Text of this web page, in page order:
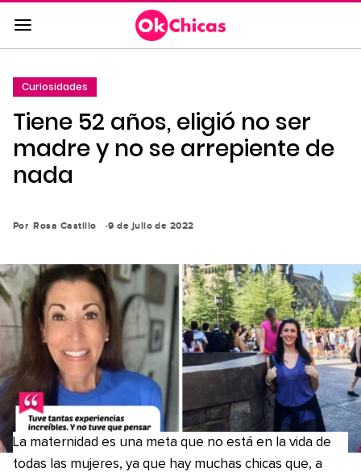
Saltar
al
contenido
la
navegación
principal
Curiosidades
Tiene 52 años, eligió no ser
madre y no se arrepiente de
nada
Por Rosa Castillo 9 de julio de 2022
La maternidad es una meta que no está en la vida de
todas las mujeres, ya que hay muchas chicas que, a